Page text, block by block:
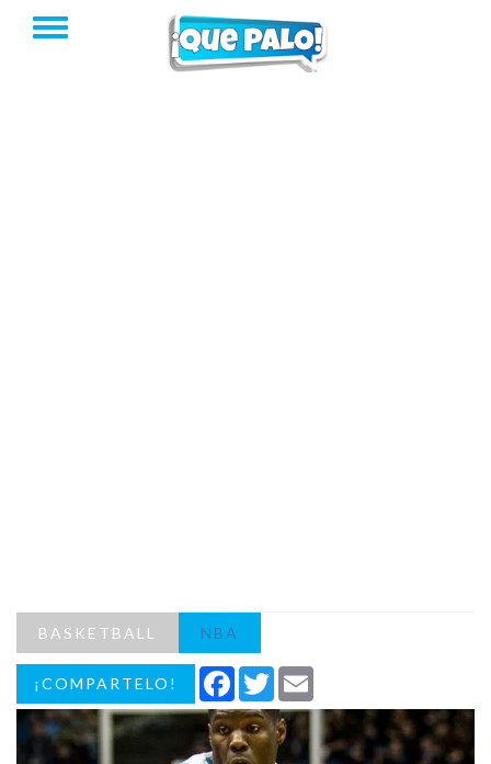
BASKETBALL NBA
¡COMPARTELO! Facebook
Twitter